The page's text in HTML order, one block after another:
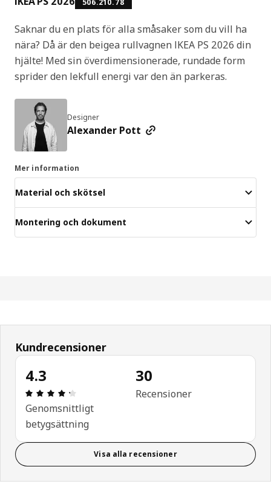
Saknar du en plats för alla småsaker som du vill ha
nära? Då är den beigea rullvagnen IKEA PS 2026 din
hjälte! Med sin överdimensionerade, rundade form
sprider den lekfull energi var den än parkeras.
Designer
Alexander Pott
Mer information
Material och skötsel
Montering och dokument
Kundrecensioner
4.3
Recension: 4.3 utav 5 stjärnor. Totalt antal
Genomsnittligt
betygsättning
30
Recensioner
Visa alla recensioner